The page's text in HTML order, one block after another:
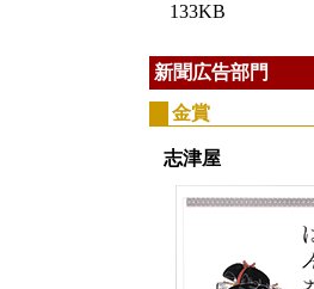
133KB
新聞広告部門
金賞
志津屋